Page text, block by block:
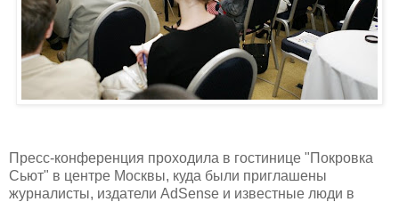
Пресс-конференция проходила в гостинице "Покровка
Сьют" в центре Москвы, куда были приглашены
журналисты, издатели AdSense и известные люди в